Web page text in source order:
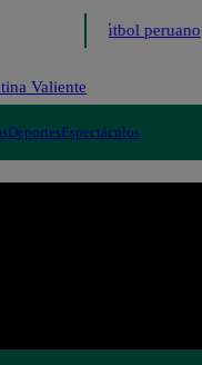
Fútbol peruano
Valiente
DeportesEspectáculos